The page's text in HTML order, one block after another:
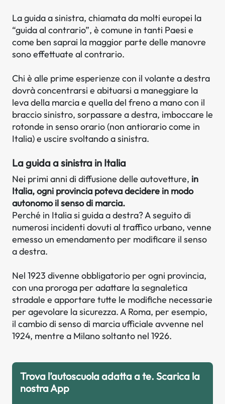
La guida a sinistra, chiamata da molti europei la
“guida al contrario”, è comune in tanti Paesi e
come ben saprai la maggior parte delle manovre
sono effettuate al contrario.
Chi è alle prime esperienze con il volante a destra
dovrà concentrarsi e abituarsi a maneggiare la
leva della marcia e quella del freno a mano con il
braccio sinistro, sorpassare a destra, imboccare le
rotonde in senso orario (non antiorario come in
Italia) e uscire svoltando a sinistra.
La guida a sinistra in Italia
Nei primi anni di diffusione delle autovetture, in
Italia, ogni provincia poteva decidere in modo
autonomo il senso di marcia.
Perché in Italia si guida a destra? A seguito di
numerosi incidenti dovuti al traffico urbano, venne
emesso un emendamento per modificare il senso
a destra.
Nel 1923 divenne obbligatorio per ogni provincia,
con una proroga per adattare la segnaletica
stradale e apportare tutte le modifiche necessarie
per agevolare la sicurezza. A Roma, per esempio,
il cambio di senso di marcia ufficiale avvenne nel
1924, mentre a Milano soltanto nel 1926.
Trova l’autoscuola adatta a te. Scarica la
nostra App